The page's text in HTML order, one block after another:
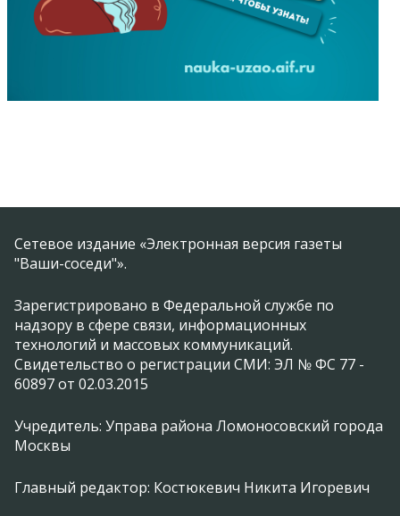
Сетевое издание «Электронная версия газеты
"Ваши-соседи"».
Зарегистрировано в Федеральной службе по
надзору в сфере связи, информационных
технологий и массовых коммуникаций.
Свидетельство о регистрации СМИ: ЭЛ № ФС 77 -
60897 от 02.03.2015
Учредитель: Управа района Ломоносовский города
Москвы
Главный редактор: Костюкевич Никита Игоревич